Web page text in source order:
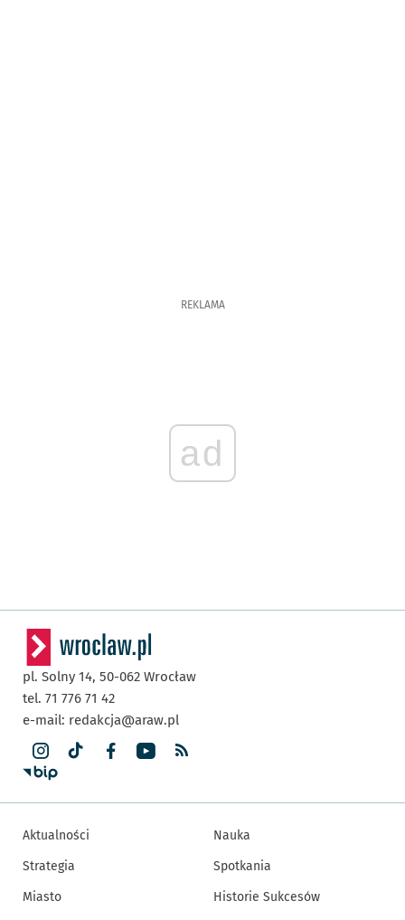
REKLAMA
ad
pl. Solny 14, 50-062 Wrocław
tel. 71 776 71 42
e-mail: redakcja@araw.pl
Aktualności
Strategia
Miasto
Nauka
Spotkania
Historie Sukcesów